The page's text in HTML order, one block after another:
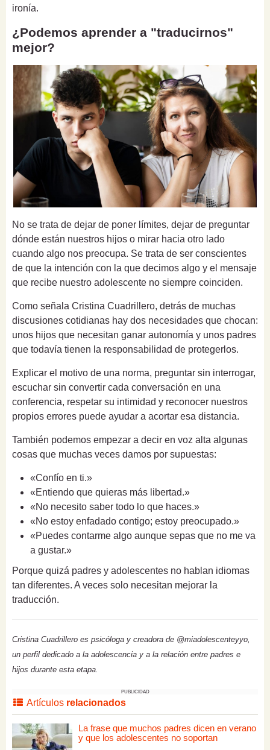
ironía.
¿Podemos aprender a "traducirnos"
mejor?
No se trata de dejar de poner límites, dejar de preguntar
dónde están nuestros hijos o mirar hacia otro lado
cuando algo nos preocupa. Se trata de ser conscientes
de que la intención con la que decimos algo y el mensaje
que recibe nuestro adolescente no siempre coinciden.
Como señala Cristina Cuadrillero, detrás de muchas
discusiones cotidianas hay dos necesidades que chocan:
unos hijos que necesitan ganar autonomía y unos padres
que todavía tienen la responsabilidad de protegerlos.
Explicar el motivo de una norma, preguntar sin interrogar,
escuchar sin convertir cada conversación en una
conferencia, respetar su intimidad y reconocer nuestros
propios errores puede ayudar a acortar esa distancia.
También podemos empezar a decir en voz alta algunas
cosas que muchas veces damos por supuestas:
«Confío en ti.»
«Entiendo que quieras más libertad.»
«No necesito saber todo lo que haces.»
«No estoy enfadado contigo; estoy preocupado.»
«Puedes contarme algo aunque sepas que no me va
a gustar.»
Porque quizá padres y adolescentes no hablan idiomas
tan diferentes. A veces solo necesitan mejorar la
traducción.
Cristina Cuadrillero es psicóloga y creadora de @miadolescenteyyo,
un perfil dedicado a la adolescencia y a la relación entre padres e
hijos durante esta etapa.
PUBLICIDAD
Artículos relacionados
La frase que muchos padres dicen en verano
y que los adolescentes no soportan